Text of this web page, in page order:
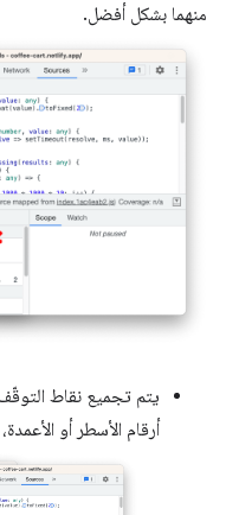
منهما بشكل أفضل.
يتم تجميع نقاط
أرقام الأسطر أو